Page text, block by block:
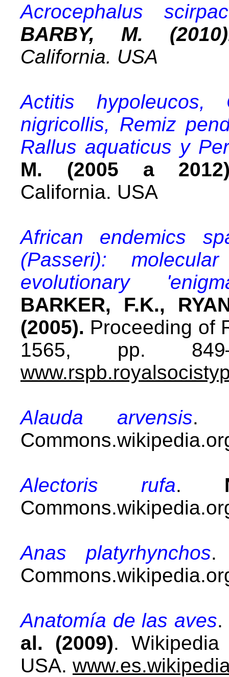
Acrocephalus
BARBY, M.
California. USA
Actitis hypoleucos,
nigricollis, Remiz
Rallus aquaticus y
M. (2005 a
California. USA
African endemics
(Passeri):
evolutionary
BARKER, F.K.,
(2005). Proceeding of
1565, pp.
Alauda arvensis
Alectoris rufa.
Anas platyrhynchos
Anatomía de las aves.
al. (2009). Wikipedia
USA.